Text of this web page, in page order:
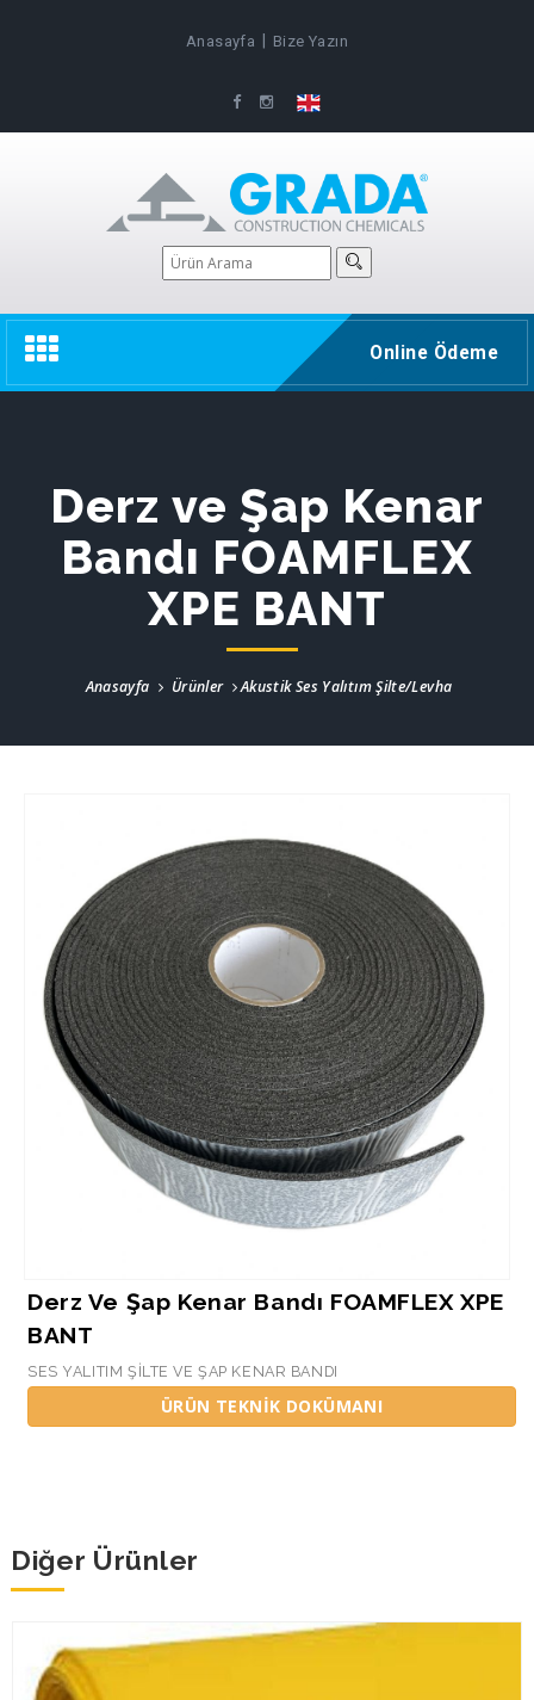
Anasayfa Bize Yazın
Toggle
navigation
Online Ödeme
Derz ve Şap Kenar
Bandı FOAMFLEX
XPE BANT
Anasayfa Ürünler Akustik Ses Yalıtım Şilte/Levha
Derz Ve Şap Kenar Bandı FOAMFLEX XPE
BANT
SES YALITIM ŞİLTE VE ŞAP KENAR BANDI
ÜRÜN TEKNİK DOKÜMANI
Diğer Ürünler